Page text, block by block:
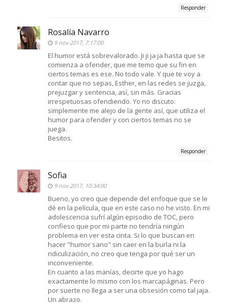
Responder
Rosalía Navarro
9 nov 2017, 7:17:00
El humor está sobrevalorado. Ji ji ja ja hasta que se
comienza a ofender, que me temo que su fin en
ciertos temas es ese. No todo vale. Y que te voy a
contar que no sepas, Esther, en las redes se juzga,
prejuzgar y sentencia, así, sin más. Gracias
irrespetuosas ofendiendo. Yo no discuto:
simplemente me alejo de la gente así, que utiliza el
humor para ofender y con ciertos temas no se
juega.
Besitos.
Responder
Sofia
9 nov 2017, 10:34:00
Bueno, yo creo que depende del enfoque que se le
dé en la película, que en este caso no he visto. En mi
adolescencia sufrí algún episodio de TOC, pero
confieso que por mi parte no tendría ningún
problema en ver esta cinta. Si lo que buscan en
hacer "humor sano" sin caer en la burla ni la
ridiculización, no creo que tenga por qué ser un
inconveniente.
En cuanto a las manías, decirte que yo hago
exactamente lo mismo con los marcapáginas. Pero
por suerte no llega a ser una obsesión como tal jaja.
Un abrazo.